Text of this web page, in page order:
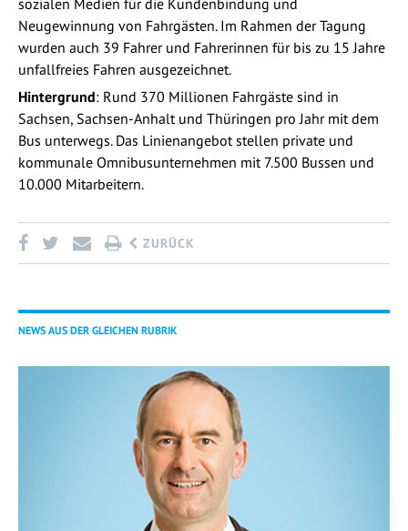
Neugewinnung von Fahrgästen. Im Rahmen der Tagung
wurden auch 39 Fahrer und Fahrerinnen für bis zu 15 Jahre
unfallfreies Fahren ausgezeichnet.
Hintergrund: Rund 370 Millionen Fahrgäste sind in
Sachsen, Sachsen-Anhalt und Thüringen pro Jahr mit dem
Bus unterwegs. Das Linienangebot stellen private und
kommunale Omnibusunternehmen mit 7.500 Bussen und
10.000 Mitarbeitern.
ZURÜCK
NEWS AUS DER GLEICHEN RUBRIK